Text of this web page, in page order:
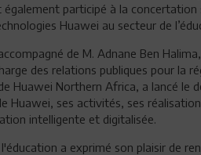
également participé à la concertation
Huawei au secteur de
de M. Adnane Ben
des relations publiques pour la
Huawei Northern Africa, a lancé le
Huawei, ses activités, ses
intelligente et digitalisée.
a exprimé son plaisir de